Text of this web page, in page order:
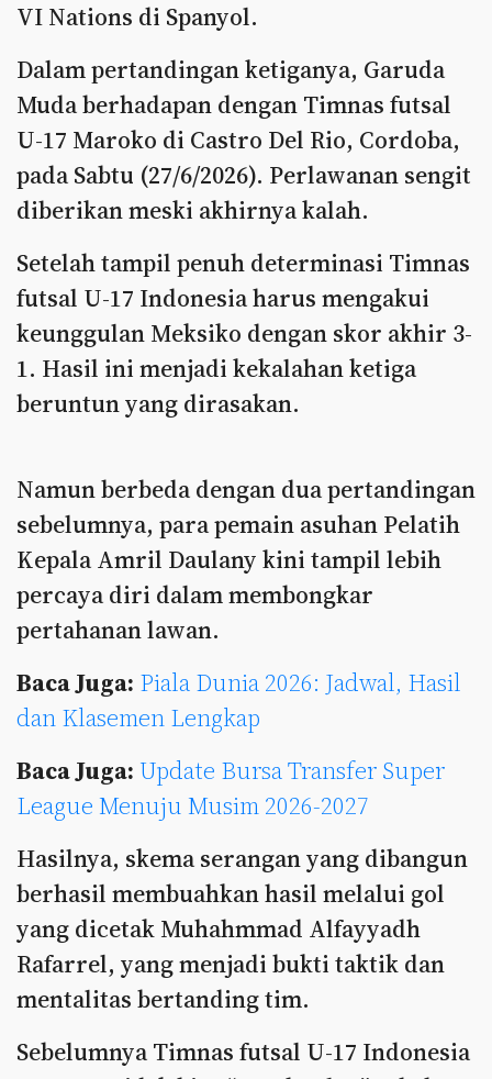
VI Nations di Spanyol.
Dalam pertandingan ketiganya, Garuda
Muda berhadapan dengan Timnas futsal
U-17 Maroko di Castro Del Rio, Cordoba,
pada Sabtu (27/6/2026). Perlawanan sengit
diberikan meski akhirnya kalah.
Setelah tampil penuh determinasi Timnas
futsal U-17 Indonesia harus mengakui
keunggulan Meksiko dengan skor akhir 3-
1. Hasil ini menjadi kekalahan ketiga
beruntun yang dirasakan.
Namun berbeda dengan dua pertandingan
sebelumnya, para pemain asuhan Pelatih
Kepala Amril Daulany kini tampil lebih
percaya diri dalam membongkar
pertahanan lawan.
Baca Juga: Piala Dunia 2026: Jadwal, Hasil
dan Klasemen Lengkap
Baca Juga: Update Bursa Transfer Super
League Menuju Musim 2026-2027
Hasilnya, skema serangan yang dibangun
berhasil membuahkan hasil melalui gol
yang dicetak Muhahmmad Alfayyadh
Rafarrel, yang menjadi bukti taktik dan
mentalitas bertanding tim.
Sebelumnya Timnas futsal U-17 Indonesia